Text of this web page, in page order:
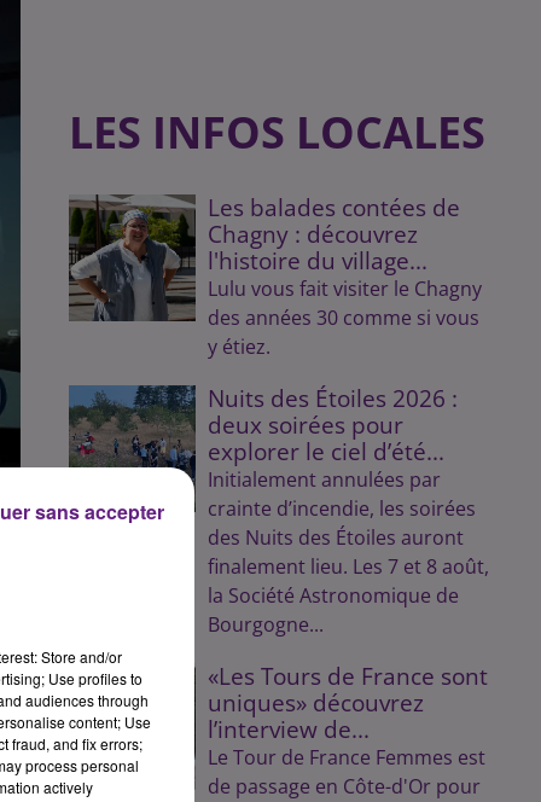
LES INFOS LOCALES
Les balades contées de
Chagny : découvrez
l'histoire du village...
Lulu vous fait visiter le Chagny
des années 30 comme si vous
y étiez.
Nuits des Étoiles 2026 :
deux soirées pour
explorer le ciel d’été...
Initialement annulées par
crainte d’incendie, les soirées
des Nuits des Étoiles auront
finalement lieu. Les 7 et 8 août,
la Société Astronomique de
Bourgogne...
«Les Tours de France sont
uniques» découvrez
l’interview de...
Le Tour de France Femmes est
de passage en Côte-d'Or pour
Store and/or
Use profiles to
audiences through
content; Use
fraud, and fix errors;
process personal
actively
sans accepter